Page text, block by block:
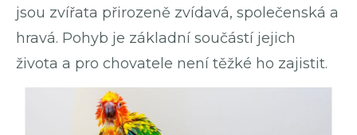
jsou zvířata přirozeně zvídavá, společenská a
hravá. Pohyb je základní součástí jejich
života a pro chovatele není těžké ho zajistit.